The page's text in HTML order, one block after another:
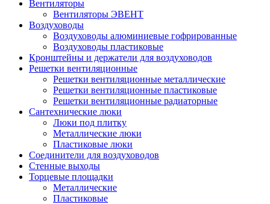
Вентиляторы
Вентиляторы ЭВЕНТ
Воздуховоды
Воздуховоды алюминиевые гофрированные
Воздуховоды пластиковые
Кронштейны и держатели для воздуховодов
Решетки вентиляционные
Решетки вентиляционные металлические
Решетки вентиляционные пластиковые
Решетки вентиляционные радиаторные
Сантехнические люки
Люки под плитку
Металлические люки
Пластиковые люки
Соединители для воздуховодов
Стенные выходы
Торцевые площадки
Металлические
Пластиковые